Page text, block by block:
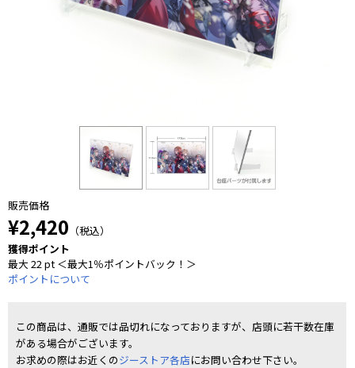
販売価格
¥2,420 （税込）
獲得ポイント
最大 22 pt ＜最大1％ポイントバック！＞
ポイントについて
この商品は、通販では品切れになっておりますが、店頭に若干数在庫
がある場合がございます。
お求めの際はお近くのジーストア各店にお問い合わせ下さい。